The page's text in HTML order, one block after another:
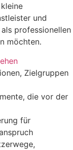
und
professionellen
möchten.
Zielgruppen
die vor der
für